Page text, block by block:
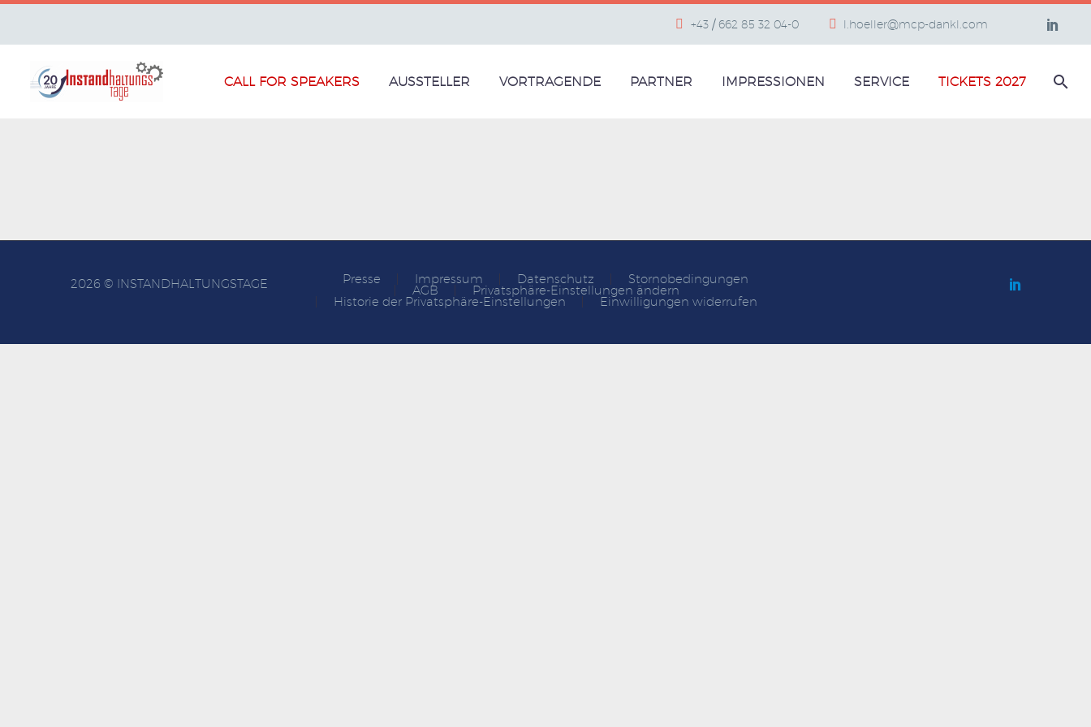
+43 / 662 85 32 04-0 l.hoeller@mcp-dankl.com
CALL FOR SPEAKERS AUSSTELLER VORTRAGENDE PARTNER IMPRESSIONEN SERVICE TICKETS 2027
Presse Impressum Datenschutz
Stornobedingungen
AGB
Privatsphäre-Einstellungen ändern
Historie der Privatsphäre-Einstellungen
Einwilligungen widerrufen
2026 © INSTANDHALTUNGSTAGE